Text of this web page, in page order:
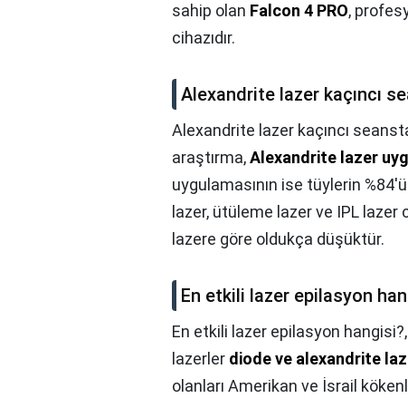
sahip olan Falcon 4 PRO,
cihazıdır.
Alexandrite lazer kaçıncı
Alexandrite lazer kaçıncı
araştırma,Alexandrite lazer
uygulamasının ise tüylerin
lazer, ütüleme lazer ve IPL lazer
lazere göre oldukça düşüktür.
En etkili lazer epilasyon
En etkili lazer epilasyon hangisi?,
lazerler diode ve alexandrite
olanları Amerikan ve İsrail